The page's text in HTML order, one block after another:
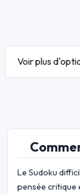
Voir plus
Le Sudoku
pensée critique